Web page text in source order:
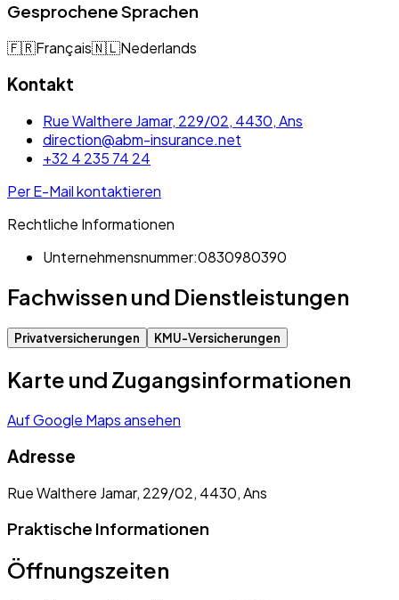
Gesprochene Sprachen
🇫🇷Français🇳🇱Nederlands
Kontakt
Rue Walthere Jamar, 229/02, 4430, Ans
direction@abm-insurance.net
+32 4 235 74 24
Per E-Mail kontaktieren
Rechtliche Informationen
Unternehmensnummer:0830980390
Fachwissen und Dienstleistungen
Privatversicherungen KMU-Versicherungen
Karte und Zugangsinformationen
Auf Google Maps ansehen
Adresse
Rue Walthere Jamar, 229/02, 4430, Ans
Praktische Informationen
Öffnungszeiten